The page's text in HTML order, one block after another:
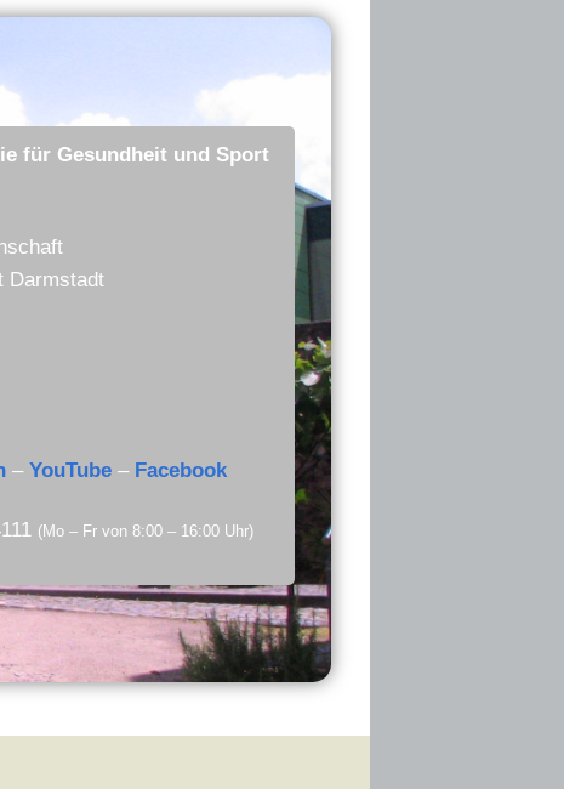
für Gesundheit und Sport
Darmstadt
– YouTube – Facebook
(Mo – Fr von 8:00 – 16:00 Uhr)